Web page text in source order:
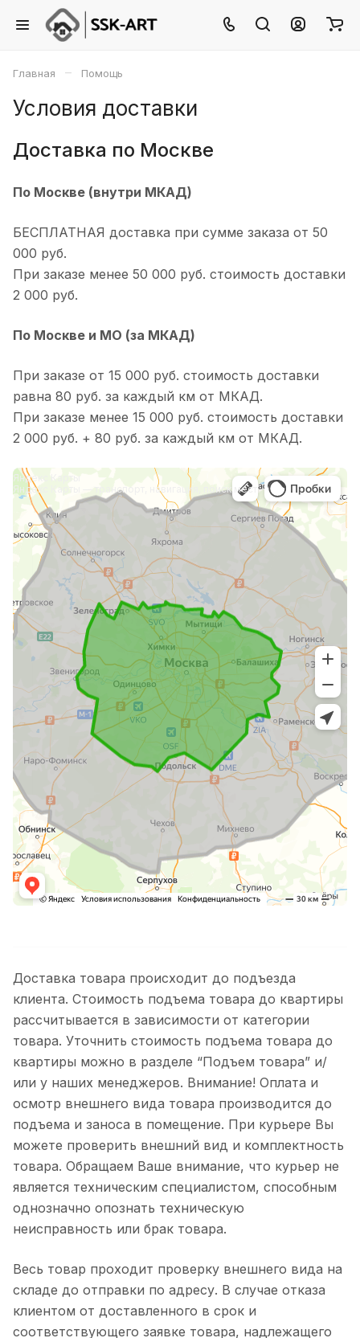
Главная – Помощь
Условия доставки
Доставка по Москве
По Москве (внутри МКАД)
БЕСПЛАТНАЯ доставка при сумме заказа от 50
000 руб.
При заказе менее 50 000 руб. стоимость доставки
2 000 руб.
По Москве и МО (за МКАД)
При заказе от 15 000 руб. стоимость доставки
равна 80 руб. за каждый км от МКАД.
При заказе менее 15 000 руб. стоимость доставки
2 000 руб. + 80 руб. за каждый км от МКАД.
Яндекс Карты
Яндекс Карты — транспорт, навигация, поиск мест
Доставка товара происходит до подъезда
клиента. Стоимость подъема товара до квартиры
рассчитывается в зависимости от категории
товара. Уточнить стоимость подъема товара до
квартиры можно в разделе “Подъем товара” и/
или у наших менеджеров. Внимание! Оплата и
осмотр внешнего вида товара производится до
подъема и заноса в помещение. При курьере Вы
можете проверить внешний вид и комплектность
товара. Обращаем Ваше внимание, что курьер не
является техническим специалистом, способным
однозначно опознать техническую
неисправность или брак товара.
Весь товар проходит проверку внешнего вида на
складе до отправки по адресу. В случае отказа
клиентом от доставленного в срок и
соответствующего заявке товара, надлежащего